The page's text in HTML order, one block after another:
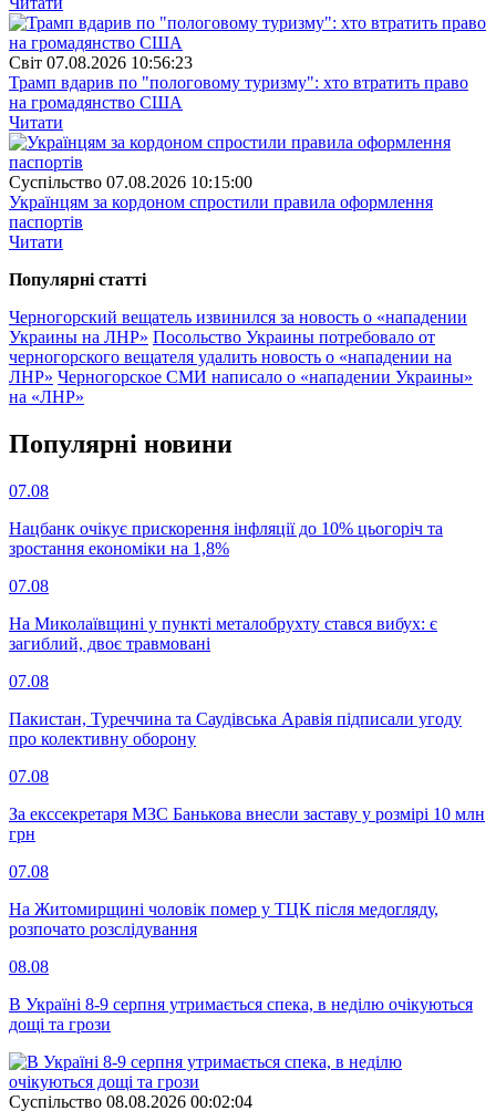
Свiт 07.08.2026 10:56:23
Трамп вдарив по "пологовому туризму": хто втратить право
на громадянство США
Читати
Суспiльство 07.08.2026 10:15:00
Українцям за кордоном спростили правила оформлення
паспортів
Читати
Популярнi статтi
Черногорский вещатель извинился за новость о «нападении
Украины на ЛНР» Посольство Украины потребовало от
черногорского вещателя удалить новость о «нападении на
ЛНР» Черногорское СМИ написало о «нападении Украины»
на «ЛНР»
Популярнi новини
07.08
Нацбанк очікує прискорення інфляції до 10% цьогоріч та
зростання економіки на 1,8%
07.08
На Миколаївщині у пункті металобрухту стався вибух: є
загиблий, двоє травмовані
07.08
Пакистан, Туреччина та Саудівська Аравія підписали угоду
про колективну оборону
07.08
За екссекретаря МЗС Банькова внесли заставу у розмірі 10 млн
грн
07.08
На Житомирщині чоловік помер у ТЦК після медогляду,
розпочато розслідування
08.08
В Україні 8-9 серпня утримається спека, в неділю очікуються
дощі та грози
Суспiльство 08.08.2026 00:02:04